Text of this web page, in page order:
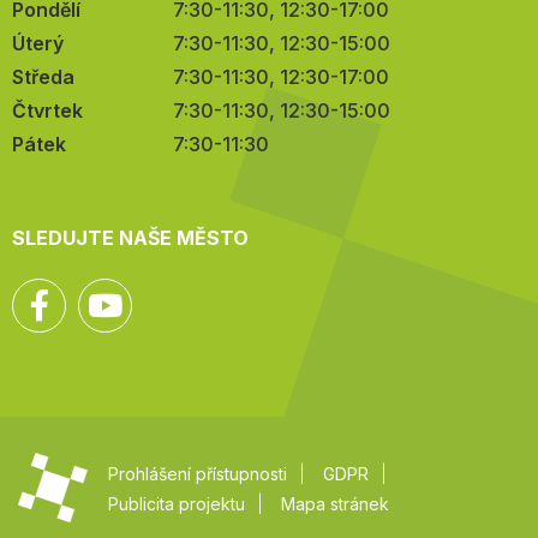
Pondělí
7:30-11:30, 12:30-17:00
Úterý
7:30-11:30, 12:30-15:00
Středa
7:30-11:30, 12:30-17:00
Čtvrtek
7:30-11:30, 12:30-15:00
Pátek
7:30-11:30
SLEDUJTE NAŠE MĚSTO
Facebook
Prohlášení přístupnosti
GDPR
Publicita projektu
Mapa stránek